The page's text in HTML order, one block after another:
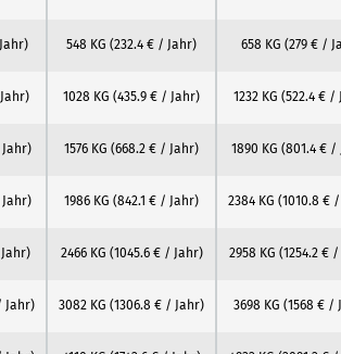
548 KG (232.4 € / Jahr) 658 KG (279 € /
1028 KG (435.9 € / Jahr) 1232 KG (522.4 € /
1576 KG (668.2 € / Jahr) 1890 KG (801.4 € /
1986 KG (842.1 € / Jahr) 2384 KG (1010.8 €
2466 KG (1045.6 € / Jahr) 2958 KG (1254.2 €
Jahr) 3082 KG (1306.8 € / Jahr) 3698 KG (1568 € /